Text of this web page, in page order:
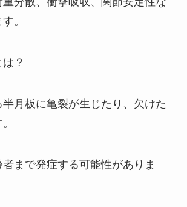
。
？
月板に亀裂が生じたり、欠けた
まで発症する可能性がありま